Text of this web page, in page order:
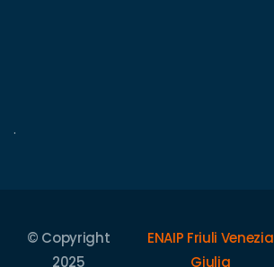
.
© Copyright
2025
ENAIP Friuli Venezia
Giulia